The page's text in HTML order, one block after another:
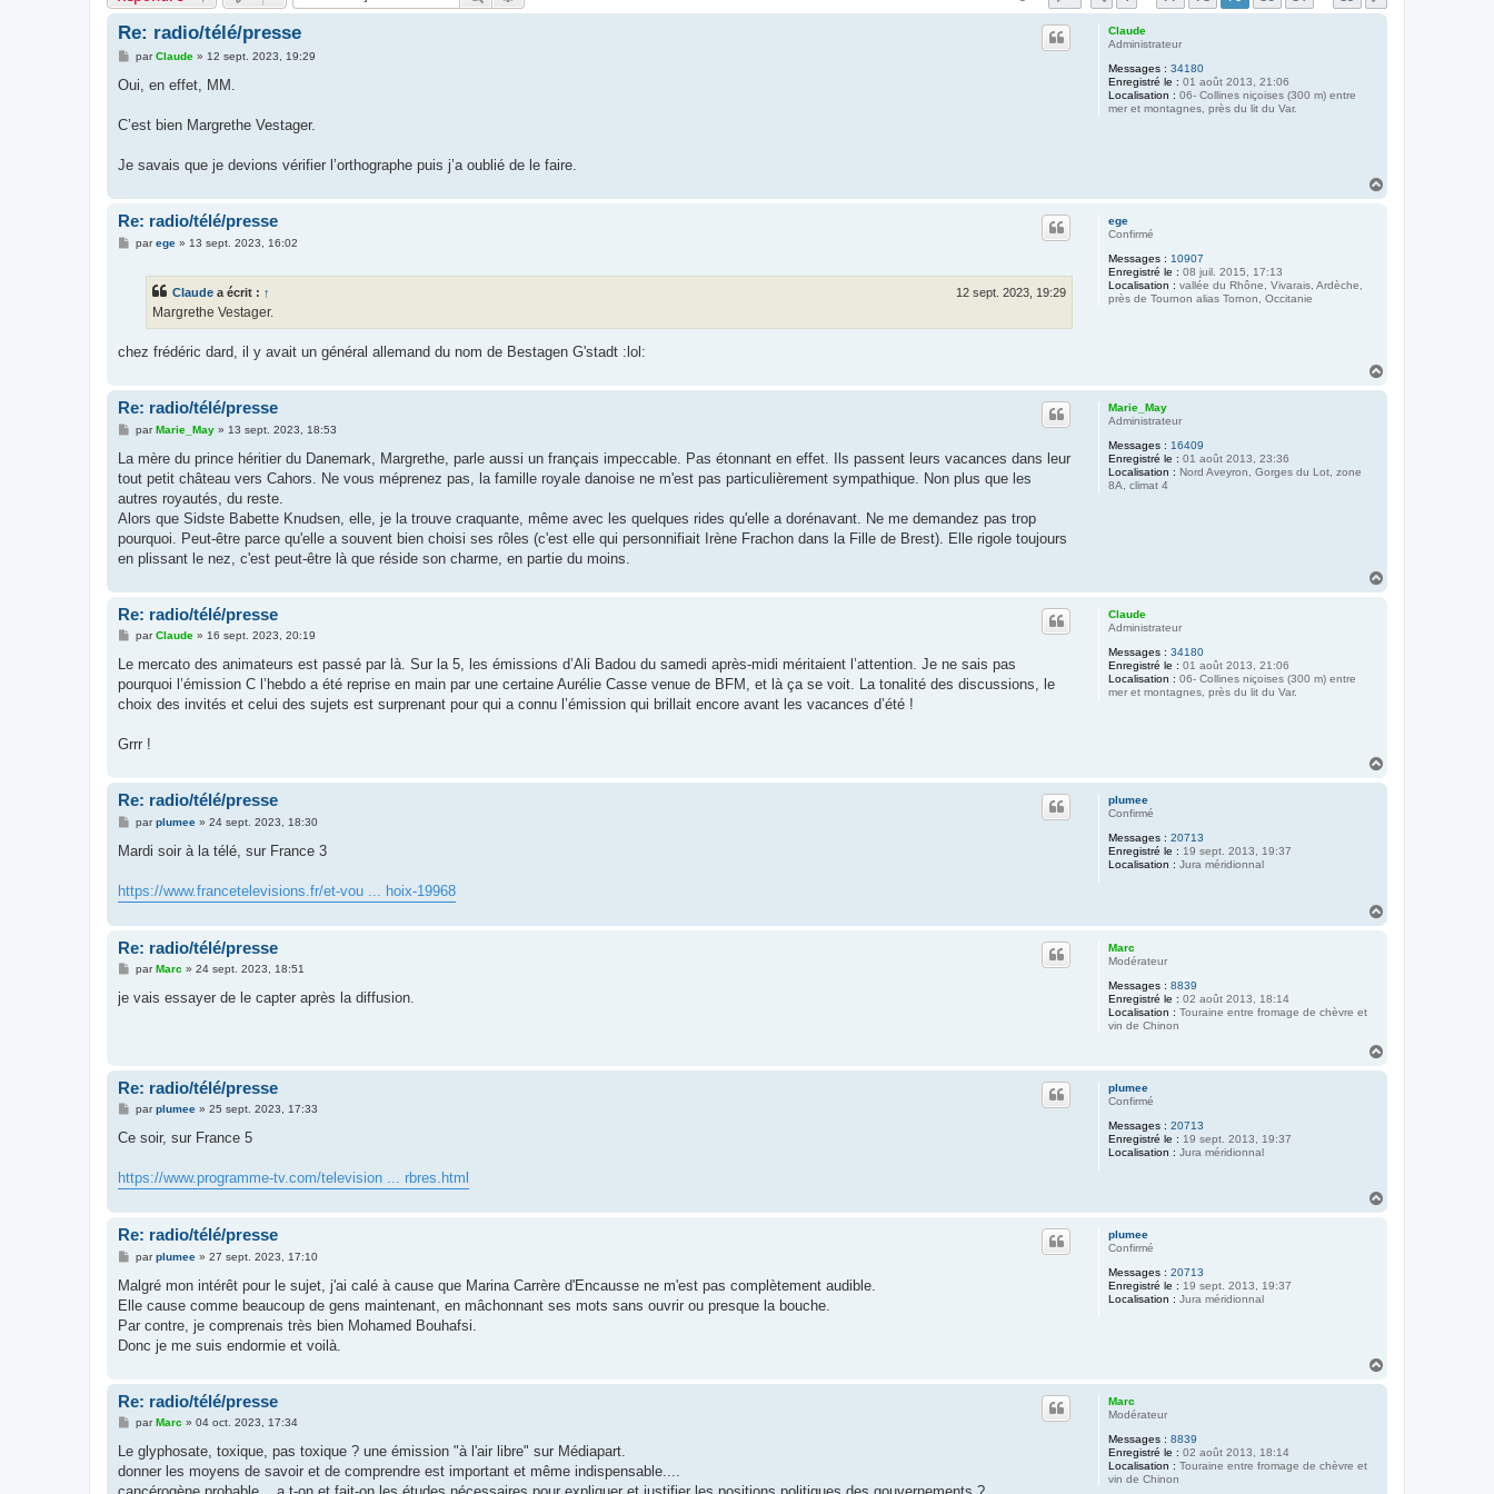
Claude
Administrateur
Messages : 34180
Enregistré le : 01 août 2013, 21:06
Localisation : 06- Collines niçoises (300 m) entre
mer et montagnes, près du lit du Var.
Re: radio/télé/presse
M
s
g
parClaude» 12 sept. 2023, 19:29
Oui, en effet, MM.
C’est bien Margrethe Vestager.
Je savais que je devions vérifier l’orthographe puis j’a oublié de le faire.
ege
Confirmé
Messages : 10907
Enregistré le : 08 juil. 2015, 17:13
Localisation : vallée du Rhône, Vivarais, Ardèche,
près de Tournon alias Tornon, Occitanie
Re: radio/télé/presse
Mparege» 13 sept. 2023, 16:02
Claude a écrit : ↑ 12 sept. 2023, 19:29
Margrethe Vestager.
chez frédéric dard, il y avait un général allemand du nom de Bestagen G'stadt :lol:
Marie_May
Administrateur
Messages : 16409
Enregistré le : 01 août 2013, 23:36
Localisation : Nord Aveyron, Gorges du Lot, zone
8A, climat 4
Re: radio/télé/presse
M
s
a
g
parMarie_May» 13 sept. 2023, 18:53
La mère du prince héritier du Danemark, Margrethe, parle aussi un français impeccable. Pas étonnant en effet. Ils passent leurs vacances dans leur
tout petit château vers Cahors. Ne vous méprenez pas, la famille royale danoise ne m'est pas particulièrement sympathique. Non plus que les
autres royautés, du reste.
Alors que Sidste Babette Knudsen, elle, je la trouve craquante, même avec les quelques rides qu'elle a dorénavant. Ne me demandez pas trop
pourquoi. Peut-être parce qu'elle a souvent bien choisi ses rôles (c'est elle qui personnifiait Irène Frachon dans la Fille de Brest). Elle rigole toujours
en plissant le nez, c'est peut-être là que réside son charme, en partie du moins.
Claude
Administrateur
Messages : 34180
Enregistré le : 01 août 2013, 21:06
Localisation : 06- Collines niçoises (300 m) entre
mer et montagnes, près du lit du Var.
Re: radio/télé/presse
M
s
a
g
parClaude» 16 sept. 2023, 20:19
Le mercato des animateurs est passé par là. Sur la 5, les émissions d’Ali Badou du samedi après-midi méritaient l’attention. Je ne sais pas
pourquoi l’émission C l’hebdo a été reprise en main par une certaine Aurélie Casse venue de BFM, et là ça se voit. La tonalité des discussions, le
choix des invités et celui des sujets est surprenant pour qui a connu l’émission qui brillait encore avant les vacances d’été !
Grrr !
plumee
Confirmé
Messages : 20713
Enregistré le : 19 sept. 2013, 19:37
Localisation : Jura méridionnal
Re: radio/télé/presse
M
s
g
e
parplumee» 24 sept. 2023, 18:30
Mardi soir à la télé, sur France 3
https://www.francetelevisions.fr/et-vou ... hoix-19968
Marc
Modérateur
Messages : 8839
Enregistré le : 02 août 2013, 18:14
Localisation : Touraine entre fromage de chèvre et
vin de Chinon
Re: radio/télé/presse
M
s
parMarc » 24 sept. 2023, 18:51
je vais essayer de le capter après la diffusion.
plumee
Confirmé
Messages : 20713
Enregistré le : 19 sept. 2013, 19:37
Localisation : Jura méridionnal
Re: radio/télé/presse
M
s
g
e
parplumee» 25 sept. 2023, 17:33
Ce soir, sur France 5
https://www.programme-tv.com/television ... rbres.html
plumee
Confirmé
Messages : 20713
Enregistré le : 19 sept. 2013, 19:37
Localisation : Jura méridionnal
Re: radio/télé/presse
M
s
a
g
parplumee» 27 sept. 2023, 17:10
Malgré mon intérêt pour le sujet, j'ai calé à cause que Marina Carrère d'Encausse ne m'est pas complètement audible.
Elle cause comme beaucoup de gens maintenant, en mâchonnant ses mots sans ouvrir ou presque la bouche.
Par contre, je comprenais très bien Mohamed Bouhafsi.
Donc je me suis endormie et voilà.
Marc
Modérateur
Messages : 8839
Enregistré le : 02 août 2013, 18:14
Localisation : Touraine entre fromage de chèvre et
vin de Chinon
Re: radio/télé/presse
M
s
a
g
parMarc » 04 oct. 2023, 17:34
Le glyphosate, toxique, pas toxique ? une émission "à l'air libre" sur Médiapart.
donner les moyens de savoir et de comprendre est important et même indispensable....